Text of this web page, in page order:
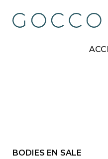
BODIES EN SALE